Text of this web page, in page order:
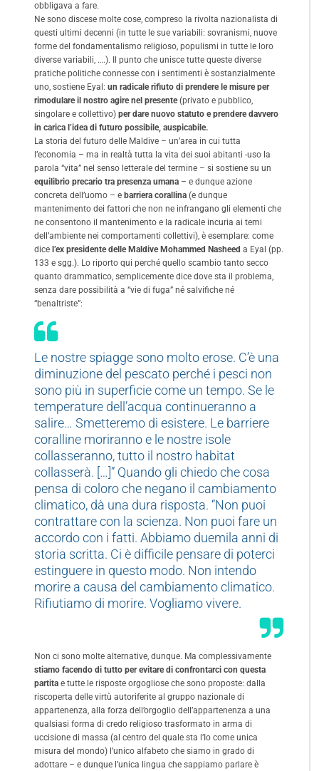
obbligava a fare.
Ne sono discese molte cose, compreso la rivolta nazionalista di
questi ultimi decenni (in tutte le sue variabili: sovranismi, nuove
forme del fondamentalismo religioso, populismi in tutte le loro
diverse variabili, ….). Il punto che unisce tutte queste diverse
pratiche politiche connesse con i sentimenti è sostanzialmente
uno, sostiene Eyal: un radicale rifiuto di prendere le misure per
rimodulare il nostro agire nel presente(privato e pubblico,
singolare e collettivo) per dare nuovo statuto e prendere davvero
in carica l’idea di futuro possibile, auspicabile.
La storia del futuro delle Maldive – un’area in cui tutta
l’economia – ma in realtà tutta la vita dei suoi abitanti -uso la
parola “vita” nel senso letterale del termine – si sostiene su un
equilibrio precario tra presenza umana – e dunque azione
concreta dell’uomo – e barriera corallina (e dunque
mantenimento dei fattori che non ne infrangano gli elementi che
ne consentono il mantenimento e la radicale incuria ai temi
dell’ambiente nei comportamenti collettivi), è esemplare: come
dice l’ex presidente delle Maldive Mohammed Nasheed a Eyal (pp.
133 e sgg.). Lo riporto qui perché quello scambio tanto secco
quanto drammatico, semplicemente dice dove sta il problema,
senza dare possibilità a “vie di fuga” né salvifiche né
“benaltriste”:
Le nostre spiagge sono molto erose. C’è una
diminuzione del pescato perché i pesci non
sono più in superficie come un tempo. Se le
temperature dell’acqua continueranno a
salire… Smetteremo di esistere. Le barriere
coralline moriranno e le nostre isole
collasseranno, tutto il nostro habitat
collasserà. […]” Quando gli chiedo che cosa
pensa di coloro che negano il cambiamento
climatico, dà una dura risposta. “Non puoi
contrattare con la scienza. Non puoi fare un
accordo con i fatti. Abbiamo duemila anni di
storia scritta. Ci è difficile pensare di poterci
estinguere in questo modo. Non intendo
morire a causa del cambiamento climatico.
Rifiutiamo di morire. Vogliamo vivere.
Non ci sono molte alternative, dunque. Ma complessivamente
stiamo facendo di tutto per evitare di confrontarci con questa
partita e tutte le risposte orgogliose che sono proposte: dalla
riscoperta delle virtù autoriferite al gruppo nazionale di
appartenenza, alla forza dell’orgoglio dell’appartenenza a una
qualsiasi forma di credo religioso trasformato in arma di
uccisione di massa (al centro del quale sta l’Io come unica
misura del mondo) l’unico alfabeto che siamo in grado di
adottare – e dunque l’unica lingua che sappiamo parlare è